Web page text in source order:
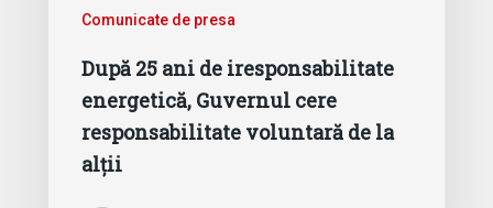
Comunicate de presa
După 25 ani de iresponsabilitate
energetică, Guvernul cere
responsabilitate voluntară de la
alții